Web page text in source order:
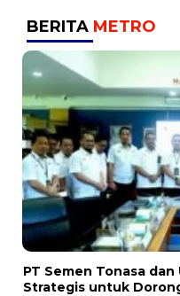
BERITA METRO
PT Semen Tonasa
Strategis untuk